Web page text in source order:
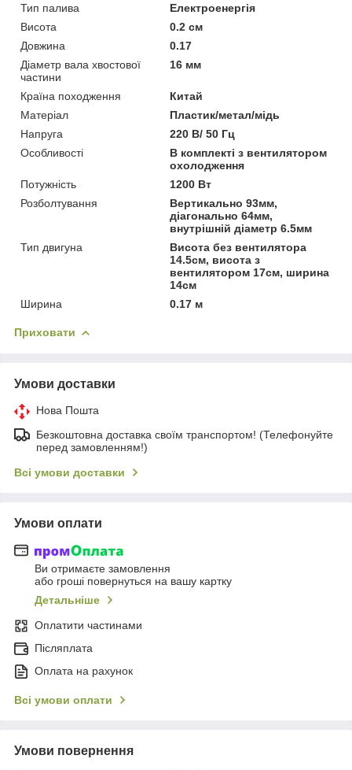
Тип палива
Електроенергія
Висота
0.2 см
Довжина
0.17
Діаметр вала хвостової
частини
16 мм
Країна походження
Китай
Матеріал
Пластик/метал/мідь
Напруга
220 В/ 50 Гц
Особливості
В комплекті з вентилятором
охолодження
Потужність
1200 Вт
Розболтування
Вертикально 93мм,
діагонально 64мм,
внутрішній діаметр 6.5мм
Тип двигуна
Висота без вентилятора
14.5см, висота з
вентилятором 17см, ширина
14см
Ширина
0.17 м
Приховати
Умови доставки
Нова Пошта
Безкоштовна доставка своїм транспортом! (Телефонуйте
перед замовленням!)
Всі умови доставки
Умови оплати
Ви отримаєте замовлення
або гроші повернуться на вашу картку
Детальніше
Оплатити частинами
Післяплата
Оплата на рахунок
Всі умови оплати
Умови повернення